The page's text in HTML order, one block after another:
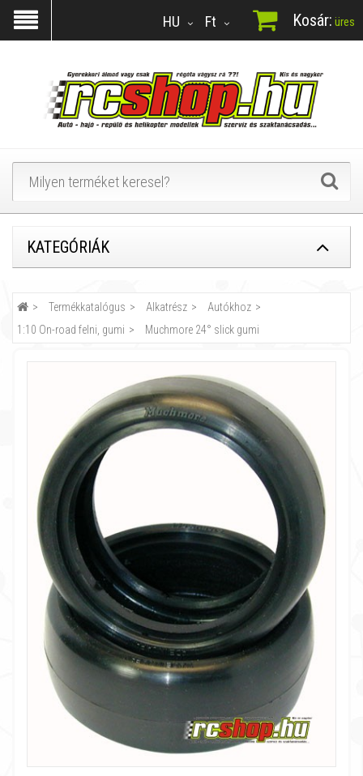
Ft
HU Kosár: üres
KATEGÓRIÁK
Termékkatalógus Alkatrész
Autókhoz
1:10 On-road felni, gumi
Muchmore 24° slick gumi